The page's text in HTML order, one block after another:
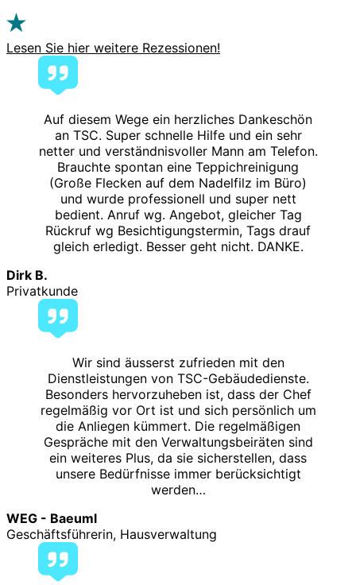
Lesen Sie hier weitere Rezessionen!
Auf diesem Wege ein herzliches Dankeschön
an TSC. Super schnelle Hilfe und ein sehr
netter und verständnisvoller Mann am Telefon.
Brauchte spontan eine Teppichreinigung
(Große Flecken auf dem Nadelfilz im Büro)
und wurde professionell und super nett
bedient. Anruf wg. Angebot, gleicher Tag
Rückruf wg Besichtigungstermin, Tags drauf
gleich erledigt. Besser geht nicht. DANKE.
Dirk B.
Privatkunde
Wir sind äusserst zufrieden mit den
Dienstleistungen von TSC-Gebäudedienste.
Besonders hervorzuheben ist, dass der Chef
regelmäßig vor Ort ist und sich persönlich um
die Anliegen kümmert. Die regelmäßigen
Gespräche mit den Verwaltungsbeiräten sind
ein weiteres Plus, da sie sicherstellen, dass
unsere Bedürfnisse immer berücksichtigt
werden…
WEG - Baeuml
Geschäftsführerin, Hausverwaltung